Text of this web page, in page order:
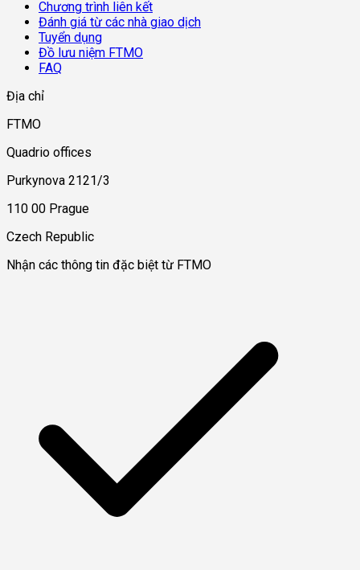
Chương trình liên kết
Đánh giá từ các nhà giao dịch
Tuyển dụng
Đồ lưu niệm FTMO
FAQ
Địa chỉ
FTMO
Quadrio offices
Purkynova 2121/3
110 00 Prague
Czech Republic
Nhận các thông tin đặc biệt từ FTMO